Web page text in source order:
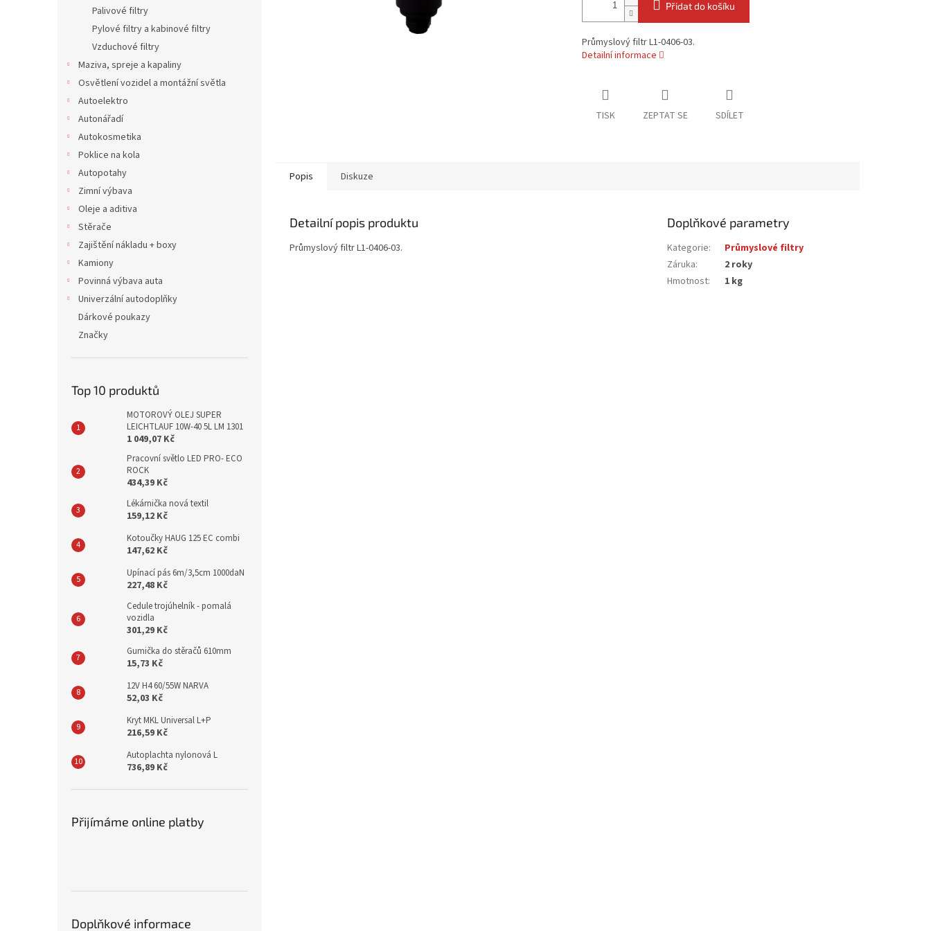
Palivové filtry
Pylové filtry a kabinové filtry
Vzduchové filtry
Maziva, spreje a kapaliny
Osvětlení vozidel a montážní světla
Autoelektro
Autonářadí
Autokosmetika
Poklice na kola
Autopotahy
Zimní výbava
Oleje a aditiva
Stěrače
Zajištění nákladu + boxy
Kamiony
Povinná výbava auta
Univerzální autodoplňky
Dárkové poukazy
Značky
Top 10 produktů
MOTOROVÝ OLEJ SUPER
LEICHTLAUF 10W-40 5L LM 1301
1 049,07 Kč
Pracovní světlo LED PRO- ECO
ROCK
434,39 Kč
Lékárnička nová textil
159,12 Kč
Kotoučky HAUG 125 EC combi
147,62 Kč
Upínací pás 6m/3,5cm 1000daN
227,48 Kč
Cedule trojúhelník - pomalá
vozidla
301,29 Kč
Gumička do stěračů 610mm
15,73 Kč
12V H4 60/55W NARVA
52,03 Kč
Kryt MKL Universal L+P
216,59 Kč
Autoplachta nylonová L
736,89 Kč
Přijímáme online platby
Doplňkové informace
Přidat do košíku
Průmyslový filtr L1-0406-03.
Detailní informace
TISK ZEPTAT SE SDÍLET
Popis Diskuze
Detailní popis produktu
Průmyslový filtr L1-0406-03.
Doplňkové parametry
Kategorie:
Průmyslové filtry
Záruka:
2 roky
Hmotnost: 1 kg